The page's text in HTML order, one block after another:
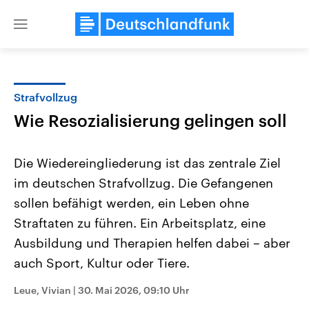
Close
Landtagswahl Sachsen-Anhalt
Alle Informationen
Sachsen-Anhalt wählt am 6.
September 2026 einen neuen
Landtag. Seit 2021 wird das
USA
Hintergründe
den mächtigsten Ländern
Strafvollzug
Wie Resozialisierung gelingen soll
Die Wiedereingliederung ist das zentrale Ziel
im deutschen Strafvollzug. Die Gefangenen
sollen befähigt werden, ein Leben ohne
Straftaten zu führen. Ein Arbeitsplatz, eine
Ausbildung und Therapien helfen dabei – aber
auch Sport, Kultur oder Tiere.
Leue, Vivian | 30. Mai 2026, 09:10 Uhr